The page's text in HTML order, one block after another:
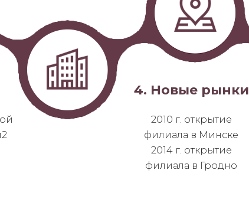
4. Новые рынки
2010 г. открытие
филиала в Минске
2014 г. открытие
филиала в Гродно